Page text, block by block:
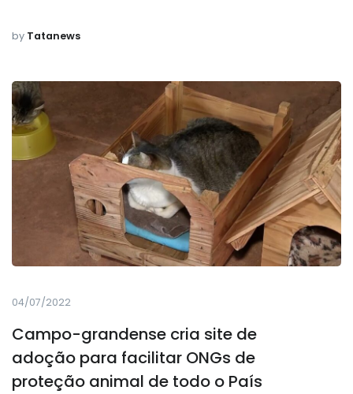
by Tatanews
04/07/2022
Campo-grandense cria site de
adoção para facilitar ONGs de
proteção animal de todo o País